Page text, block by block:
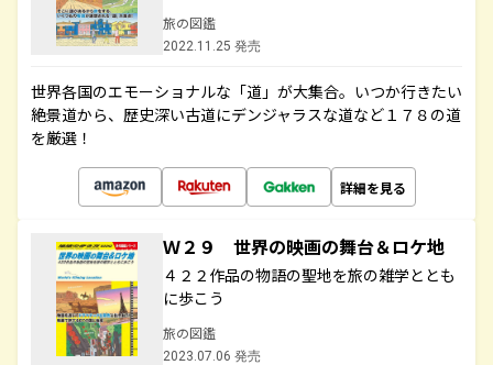
旅の図鑑
2022.11.25 発売
世界各国のエモーショナルな「道」が大集合。いつか行きたい
絶景道から、歴史深い古道にデンジャラスな道など１７８の道
を厳選！
詳細を見る
Ｗ２９ 世界の映画の舞台＆ロケ地
４２２作品の物語の聖地を旅の雑学ととも
に歩こう
旅の図鑑
2023.07.06 発売